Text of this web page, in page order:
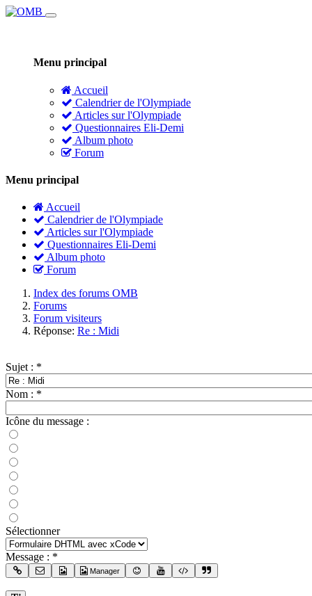
Menu principal
Accueil
Calendrier de l'Olympiade
Articles sur l'Olympiade
Questionnaires Eli-Demi
Album photo
Forum
Menu principal
Accueil
Calendrier de l'Olympiade
Articles sur l'Olympiade
Questionnaires Eli-Demi
Album photo
Forum
Index des forums OMB
Forums
Forum visiteurs
Réponse: Re : Midi
Sujet : *
Nom : *
Icône du message :
Sélectionner
Message : *
Manager